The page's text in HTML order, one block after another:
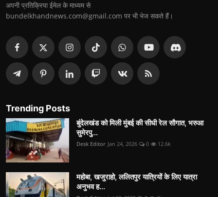
अपनी प्रतिक्रिया ईमेल के माध्यम से
bundelkhandnews.com@gmail.com पर भी भेज सकते हैं।
Trending Posts
बुंदेलखंड को मिली मुंबई की सीधी रेल सौगात, भरुआ
सुमेरपु...
Desk Editor Jan 24, 2026 0 12.6k
महोबा, खजुराहो, ललितपुर यात्रियों के लिए यात्रा
अनुभव ह...